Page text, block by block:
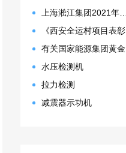
上海淞江集团2021年度盛典“燃战2022”
《西安全运村项目表彰函》做好行业领头军是淞江集团使命
有关国家能源集团黄金埠发电有限公司收到假冒橡胶接头产品的声明函
水压检测机
拉力检测
减震器示功机